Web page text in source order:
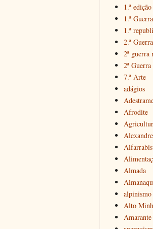
1.ª edição
1.ª Guerra
1.ª
2.ª Guerra
2ª guerra
2ª
7.ª Arte
adágios
Afrodite
Almada
alpinismo
Alto
Amarante